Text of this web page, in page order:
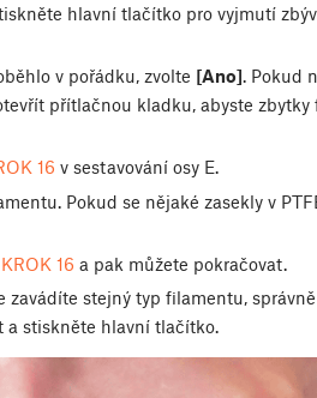
hlavní tlačítko pro vyjmutí
v pořádku, zvolte [Ano]. Pokud
přítlačnou kladku, abyste zbytky
16 v sestavování osy E.
Pokud se nějaké zasekly v
KROK 16 a pak můžete pokračovat.
zavádíte stejný typ filamentu,
stiskněte hlavní tlačítko.